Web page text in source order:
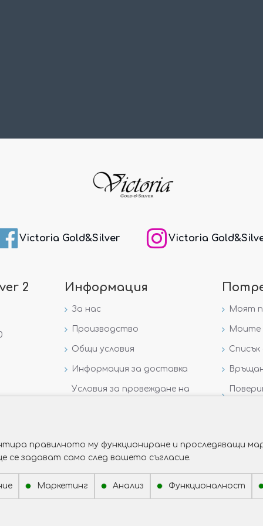
Victoria Gold&Silver Victoria
2 Информация
За нас
Производство
Общи условия
Информация за доставка
Условия за провеждане на
Моят
Моите
Списък
правилното му функциониране и проследяващи
се задават само след вашето съгласие.
Маркетинг Анализ Функционалност